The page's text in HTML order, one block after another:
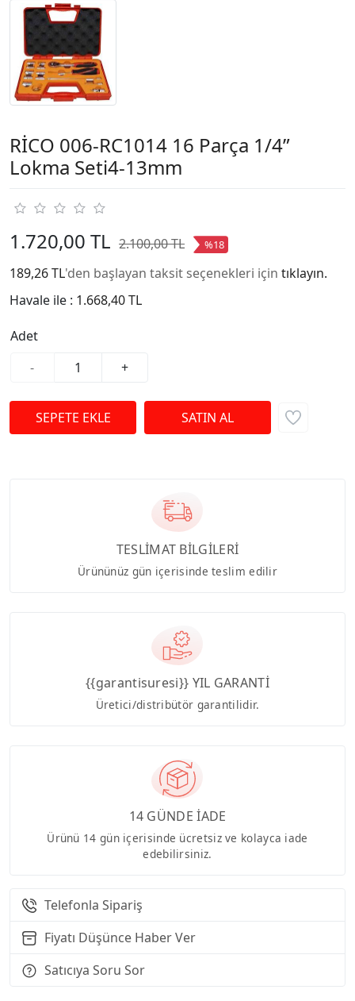
RİCO 006-RC1014 16 Parça 1/4”
Lokma Seti4-13mm
1.720,00 TL 2.100,00 TL %18
189,26 TL'den başlayan taksit seçenekleri için tıklayın.
Havale ile : 1.668,40 TL
Adet
-
+
TESLİMAT BİLGİLERİ
Ürününüz gün içerisinde teslim edilir
{{garantisuresi}} YIL GARANTİ
Üretici/distribütör garantilidir.
14 GÜNDE İADE
Ürünü 14 gün içerisinde ücretsiz ve kolayca iade
edebilirsiniz.
Telefonla Sipariş
Fiyatı Düşünce Haber Ver
Satıcıya Soru Sor